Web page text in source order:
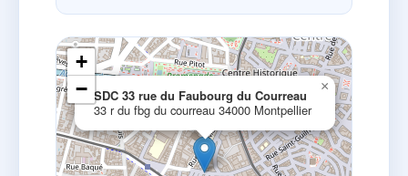
SDC 33 rue du Faubourg du Courreau
33 r du fbg du courreau 34000 Montpellier
×
+
−